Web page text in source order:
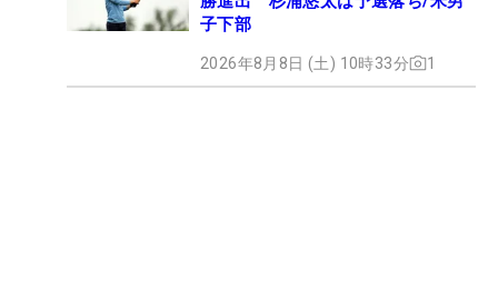
子下部
2026年8月8日 (土) 10時33分 1